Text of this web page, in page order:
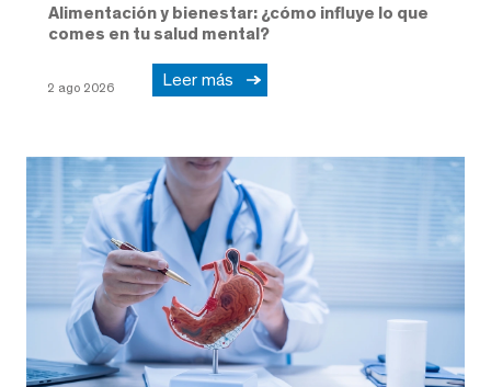
Alimentación y bienestar: ¿cómo influye lo que
comes en tu salud mental?
2 ago 2026 Leer más